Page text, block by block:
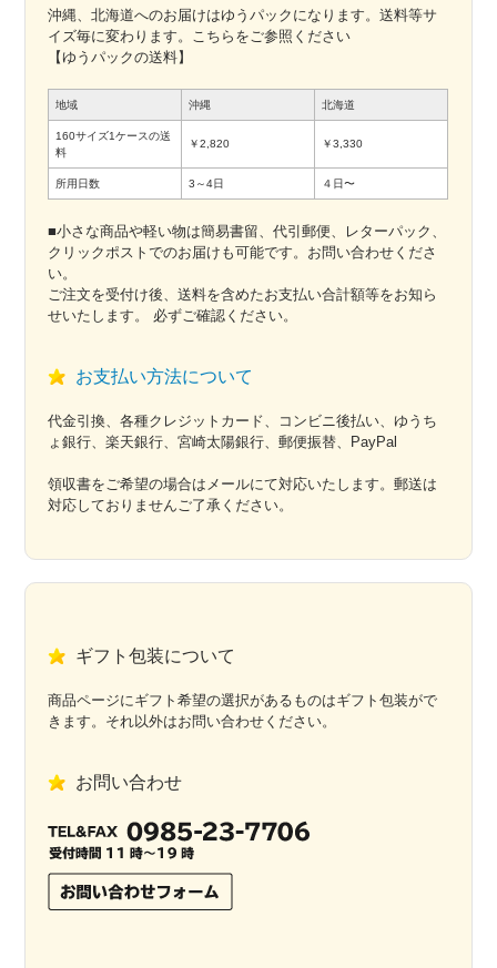
沖縄、北海道へのお届けはゆうパックになります。送料等サ
イズ毎に変わります。こちらをご参照ください
【ゆうパックの送料】
地域 沖縄 北海道
160サイズ1ケースの送
料
￥2,820 ￥3,330
所用日数 3～4日 ４日〜
■小さな商品や軽い物は簡易書留、代引郵便、レターパック、
クリックポストでのお届けも可能です。お問い合わせくださ
い。
ご注文を受付け後、送料を含めたお支払い合計額等をお知ら
せいたします。 必ずご確認ください。
お支払い方法について
代金引換、各種クレジットカード、コンビニ後払い、ゆうち
ょ銀行、楽天銀行、宮崎太陽銀行、郵便振替、PayPal
領収書をご希望の場合はメールにて対応いたします。郵送は
対応しておりませんご了承ください。
ギフト包装について
商品ページにギフト希望の選択があるものはギフト包装がで
きます。それ以外はお問い合わせください。
お問い合わせ